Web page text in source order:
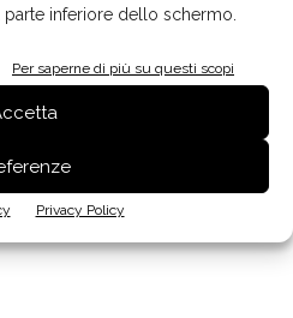
inferiore dello schermo.
Per saperne di più su questi scopi
Privacy Policy
al di là dei confini
lancia il premio “Eccellenze